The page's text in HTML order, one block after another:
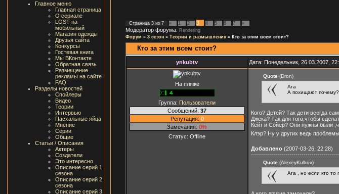
Главное меню
Главная страница
О сериале
LOST на
мобильный
Магазин одежды
Друзья сайта
Конкурсы
Гостевая книга
Мы ВКонтакте
Обратная связь
Размещение
рекламы на сайте
FAQ
Разделы новостей
Спойлеры
Видео
Теории
Интервью
Пасхальные яйца
Мнение
Серии
Общие
Статьи / Описания
Актеры
Создатели
Это интересно
Описание серий 1
сезона
Описание серий 2
сезона
Описание серий 3
Страница 3из 7 « 1 2 3 4 5 6 7 »
Модератор форума: Rendering
Форум » 3 сезон » Теории и размышления » Кто за этим всем стоит?
Кто за этим всем стоит?
ynkubtv Дата: Понедельник, 26.03.2007,
На пляже
Группа: Пользователи
Сообщений: 37
Репутация: 0
Замечания: 0%
Статус: Offline
Quote (Dron)
Ага
А похищают почему?
Кого? Детей? Так дети всегда
Джека? Так для того,чтобы
Кейт и Сойер? Они нужны были
Клэр? Ну у других ведь
Добавлено(2007-03-26, 22:28)
Quote (AlexeyKulkov)
Ага , но если кто то